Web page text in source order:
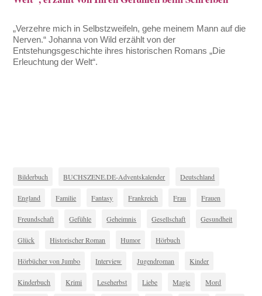
„Verzehre mich in Selbstzweifeln, gehe meinem Mann auf die
Nerven.“ Johanna von Wild erzählt von der
Entstehungsgeschichte ihres historischen Romans „Die
Erleuchtung der Welt“.
Bilderbuch BUCHSZENE.DE-Adventskalender Deutschland
England Familie Fantasy Frankreich Frau Frauen
Freundschaft Gefühle Geheimnis Gesellschaft Gesundheit
Glück Historischer Roman Humor Hörbuch
Hörbücher von Jumbo Interview Jugendroman Kinder
Kinderbuch Krimi Leseherbst Liebe Magie Mord